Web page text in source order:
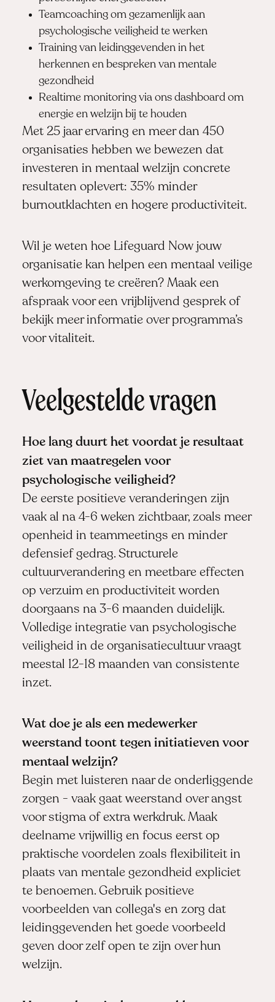
Teamcoaching om gezamenlijk aan
psychologische veiligheid te werken
Training van leidinggevenden in het
herkennen en bespreken van mentale
gezondheid
Realtime monitoring via ons dashboard om
energie en welzijn bij te houden
Met 25 jaar ervaring en meer dan 450
organisaties hebben we bewezen dat
investeren in mentaal welzijn concrete
resultaten oplevert: 35% minder
burnoutklachten en hogere productiviteit.
Wil je weten hoe Lifeguard Now jouw
organisatie kan helpen een mentaal veilige
werkomgeving te creëren? Maak een
afspraakvoor een vrijblijvend gesprek of
bekijk meer informatie over programma’s
voor vitaliteit.
Veelgestelde vragen
Hoe lang duurt het voordat je resultaat
ziet van maatregelen voor
psychologische veiligheid?
De eerste positieve veranderingen zijn
vaak al na 4-6 weken zichtbaar, zoals meer
openheid in teammeetings en minder
defensief gedrag. Structurele
cultuurverandering en meetbare effecten
op verzuim en productiviteit worden
doorgaans na 3-6 maanden duidelijk.
Volledige integratie van psychologische
veiligheid in de organisatiecultuur vraagt
meestal 12-18 maanden van consistente
inzet.
Wat doe je als een medewerker
weerstand toont tegen initiatieven voor
mentaal welzijn?
Begin met luisteren naar de onderliggende
zorgen - vaak gaat weerstand over angst
voor stigma of extra werkdruk. Maak
deelname vrijwillig en focus eerst op
praktische voordelen zoals flexibiliteit in
plaats van mentale gezondheid expliciet
te benoemen. Gebruik positieve
voorbeelden van collega's en zorg dat
leidinggevenden het goede voorbeeld
geven door zelf open te zijn over hun
welzijn.